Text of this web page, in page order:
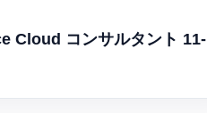
Cloud コンサルタント 11-